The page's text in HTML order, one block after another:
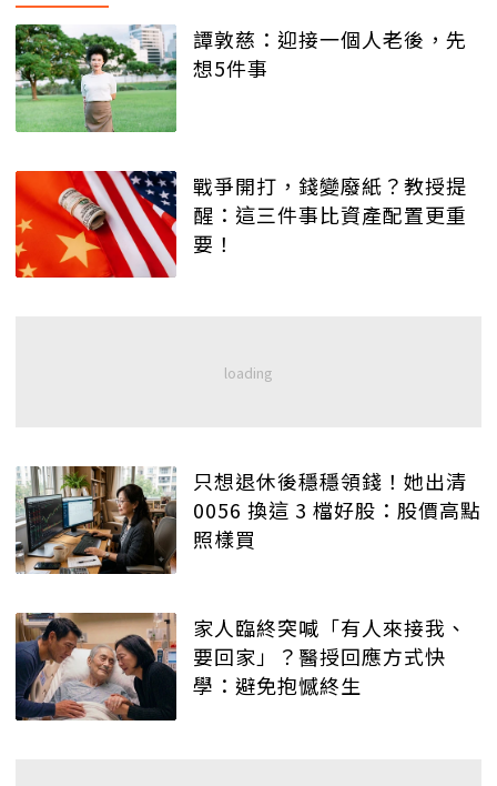
譚敦慈：迎接一個人老後，先
想5件事
戰爭開打，錢變廢紙？教授提
醒：這三件事比資產配置更重
要！
只想退休後穩穩領錢！她出清
0056 換這 3 檔好股：股價高點
照樣買
家人臨終突喊「有人來接我、
要回家」？醫授回應方式快
學：避免抱憾終生